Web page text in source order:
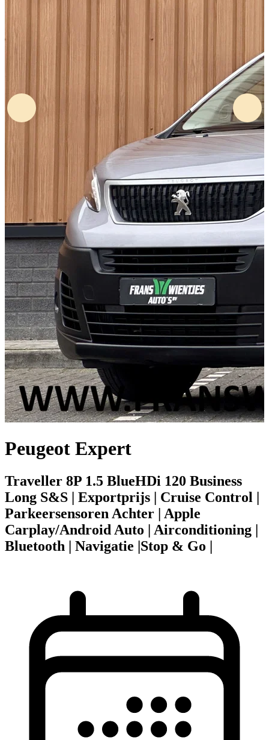
Peugeot Expert
Traveller 8P 1.5 BlueHDi 120 Business
Long S&S | Exportprijs | Cruise Control |
Parkeersensoren Achter | Apple
Carplay/Android Auto | Airconditioning |
Bluetooth | Navigatie |Stop & Go |